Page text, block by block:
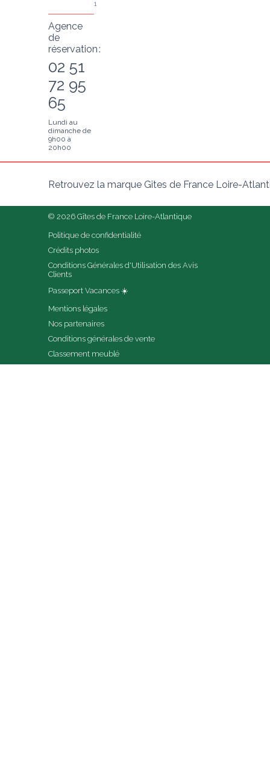
1
Agence
de
réservation :
02 51
72 95
65
Lundi au
dimanche de
9h00 à
20h00
Retrouvez la marque Gîtes de France Loire-
© 2026 Gîtes de France Loire-Atlantique
Politique de confidentialité
Crédits photos
Conditions Générales d'Utilisation des Avis
Clients
Passeport Vacances ☀️
Mentions légales
Nos partenaires
Conditions générales de vente
Classement meublé